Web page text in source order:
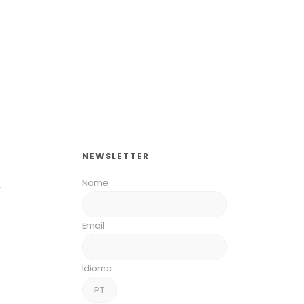
NEWSLETTER
Nome
Email
Idioma